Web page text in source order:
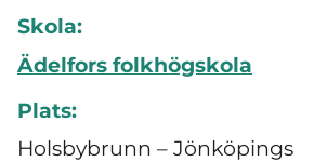
Skola:
Ädelfors folkhögskola
Plats:
Holsbybrunn – Jönköpings